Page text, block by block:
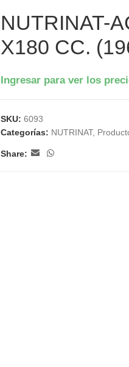
NUTRINAT-
X180 CC.
Ingresar para ver los
SKU: 6093
Categorías: NUTRINAT,
Share: